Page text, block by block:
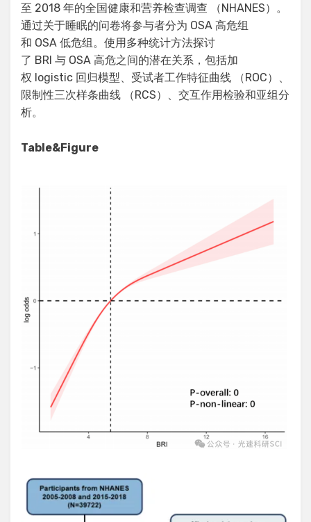
至 2018 年的全国健康和营养检查调查 （NHANES）。
通过关于睡眠的问卷将参与者分为 OSA 高危组
和 OSA 低危组。使用多种统计方法探讨
了 BRI 与 OSA 高危之间的潜在关系，包括加
权 logistic 回归模型、受试者工作特征曲线 （ROC）、
限制性三次样条曲线 （RCS）、交互作用检验和亚组分
析。
Table&Figure